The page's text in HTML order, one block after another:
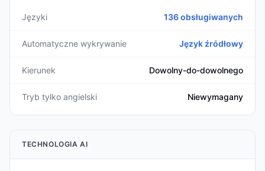
Języki 136 obsługiwanych
Automatyczne wykrywanie Język źródłowy
Kierunek Dowolny-do-dowolnego
Tryb tylko angielski Niewymagany
TECHNOLOGIA AI